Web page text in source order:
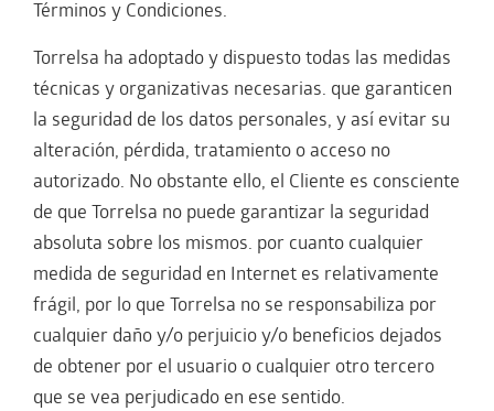
Términos y Condiciones.
Torrelsa ha adoptado y dispuesto todas las medidas
técnicas y organizativas necesarias. que garanticen
la seguridad de los datos personales, y así evitar su
alteración, pérdida, tratamiento o acceso no
autorizado. No obstante ello, el Cliente es consciente
de que Torrelsa no puede garantizar la seguridad
absoluta sobre los mismos. por cuanto cualquier
medida de seguridad en Internet es relativamente
frágil, por lo que Torrelsa no se responsabiliza por
cualquier daño y/o perjuicio y/o beneficios dejados
de obtener por el usuario o cualquier otro tercero
que se vea perjudicado en ese sentido.